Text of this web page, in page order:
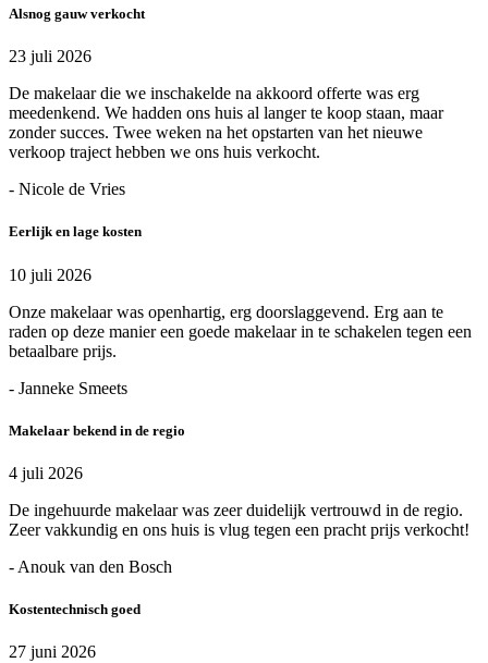
Alsnog gauw verkocht
23 juli 2026
De makelaar die we inschakelde na akkoord offerte was erg
meedenkend. We hadden ons huis al langer te koop staan, maar
zonder succes. Twee weken na het opstarten van het nieuwe
verkoop traject hebben we ons huis verkocht.
- Nicole de Vries
Eerlijk en lage kosten
10 juli 2026
Onze makelaar was openhartig, erg doorslaggevend. Erg aan te
raden op deze manier een goede makelaar in te schakelen tegen een
betaalbare prijs.
- Janneke Smeets
Makelaar bekend in de regio
4 juli 2026
De ingehuurde makelaar was zeer duidelijk vertrouwd in de regio.
Zeer vakkundig en ons huis is vlug tegen een pracht prijs verkocht!
- Anouk van den Bosch
Kostentechnisch goed
27 juni 2026